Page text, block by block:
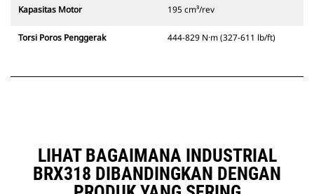
Kapasitas Motor 195 cm³/rev
Torsi Poros Penggerak 444-829 N·m (327-611 lb/ft)
LIHAT BAGAIMANA INDUSTRIAL
BRX318 DIBANDINGKAN DENGAN